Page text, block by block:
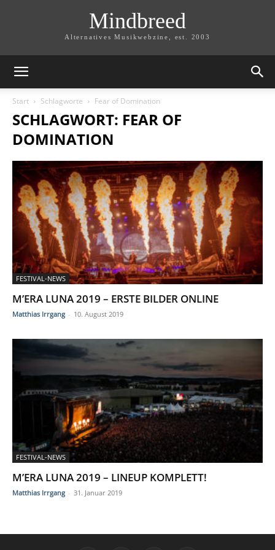
Mindbreed
Alternatives Musikwebzine, est. 2003
Start Schlagworte Fear of Domination
SCHLAGWORT: FEAR OF
DOMINATION
FESTIVAL-NEWS
M’ERA LUNA 2019 – ERSTE BILDER ONLINE
Matthias Irrgang - 10. August 2019
FESTIVAL-NEWS
M’ERA LUNA 2019 – LINEUP KOMPLETT!
Matthias Irrgang - 31. Januar 2019